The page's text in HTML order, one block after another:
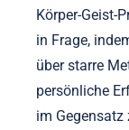
reduzieren,
Stressabbau
Entgiftung
Technologie,
verbesserte